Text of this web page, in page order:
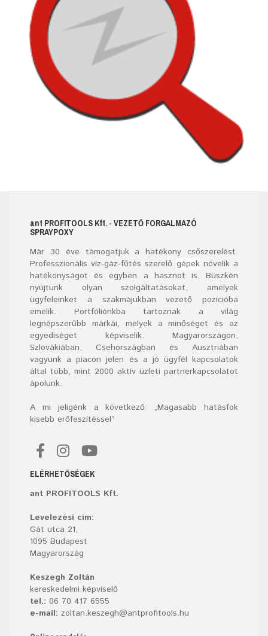
ant PROFITOOLS Kft. - VEZETŐ FORGALMAZÓ
SPRAYPOXY
Már 30 éve támogatjuk a hatékony csőszerelést.
Professzionális víz-gáz-fűtés szerelő gépeknövelik a
hatékonyságot és egyben a hasznot is. Büszkén
nyújtunk olyan szolgáltatásokat, amelyek
ügyfeleinket a szakmájukban vezető pozícióba
emelik. Portfóliónkba tartoznak a világ
legnépszerűbb márkái, melyek a minőséget és az
egyediséget képviselik. Magyarországon,
Szlovákiában, Csehországban és Ausztriában
vagyunk a piacon jelen és a jó ügyfél kapcsolatok
által több, mint 2000 aktív üzleti partnerkapcsolatot
ápolunk.
A mi jeligénk a következő: „Magasabb hatásfok
kisebb erőfeszítéssel”
ELÉRHETŐSÉGEK
ant PROFITOOLS Kft.
Levelezési cím:
Gát utca 21,
1095 Budapest
Magyarország
Keszegh Zoltán
kereskedelmi képviselő
tel.: 06 70 417 6555
e-mail: zoltan.keszegh@antprofitools.hu